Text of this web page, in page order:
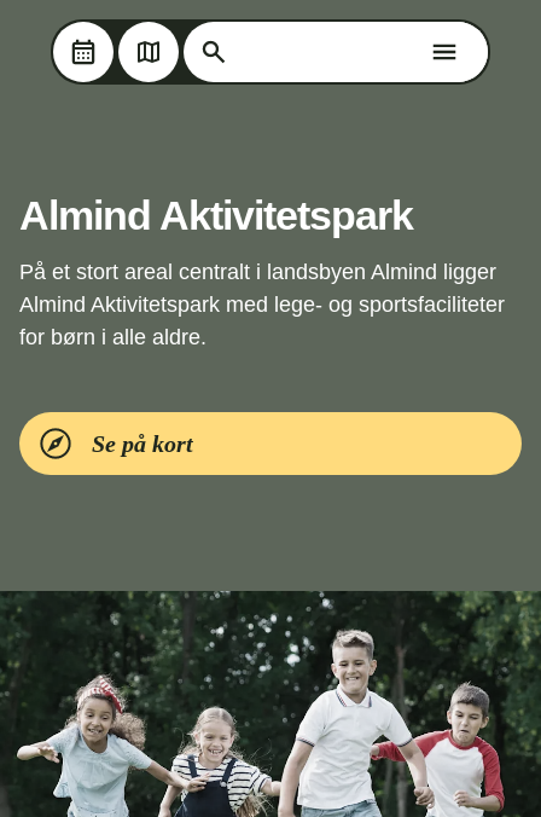
Skip til hovedindholdet
Søg på Oplev Kolding
Søg på Oplev Kolding
Almind Aktivitetspark
På et stort areal centralt i landsbyen Almind ligger
Almind Aktivitetspark med lege- og sportsfaciliteter
for børn i alle aldre.
Se på kort